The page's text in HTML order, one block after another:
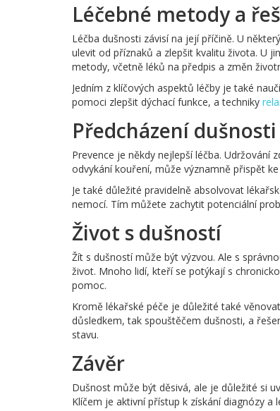
Léčebné metody a
Léčba dušnosti závisí na její příčině. U
ulevit od příznaků a zlepšit kvalitu života. U
metody, včetně léků na předpis a změn
Jedním z klíčových aspektů léčby je také
pomoci zlepšit dýchací funkce, a techniky
Předcházení dušnosti
Prevence je někdy nejlepší léčba. Udržování
odvykání kouření, může významně přispět
Je také důležité pravidelně absolvovat
nemocí. Tím můžete zachytit potenciální
Život s dušností
Žít s dušností může být výzvou. Ale s
život. Mnoho lidí, kteří se potýkají s
pomoc.
Kromě lékařské péče je důležité také
důsledkem, tak spouštěčem dušnosti, a
stavu.
Závěr
Dušnost může být děsivá, ale je důležité si
Klíčem je aktivní přístup k získání diagnózy